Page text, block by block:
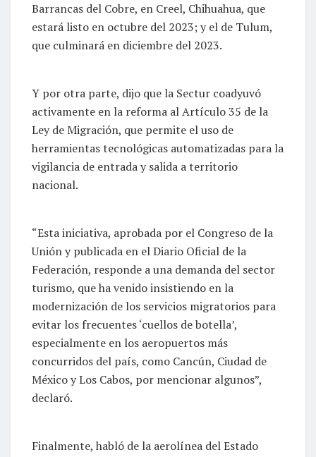
Barrancas del Cobre, en Creel, Chihuahua, que
estará listo en octubre del 2023; y el de Tulum,
que culminará en diciembre del 2023.
Y por otra parte, dijo que la Sectur coadyuvó
activamente en la reforma al Artículo 35 de la
Ley de Migración, que permite el uso de
herramientas tecnológicas automatizadas para la
vigilancia de entrada y salida a territorio
nacional.
“Esta iniciativa, aprobada por el Congreso de la
Unión y publicada en el Diario Oficial de la
Federación, responde a una demanda del sector
turismo, que ha venido insistiendo en la
modernización de los servicios migratorios para
evitar los frecuentes ‘cuellos de botella’,
especialmente en los aeropuertos más
concurridos del país, como Cancún, Ciudad de
México y Los Cabos, por mencionar algunos”,
declaró.
Finalmente, habló de la aerolínea del Estado